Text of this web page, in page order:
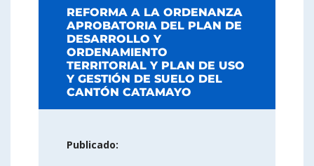
REFORMA A LA ORDENANZA
APROBATORIA DEL PLAN DE
DESARROLLO Y
ORDENAMIENTO
TERRITORIAL Y PLAN DE USO
Y GESTIÓN DE SUELO DEL
CANTÓN CATAMAYO
Publicado: